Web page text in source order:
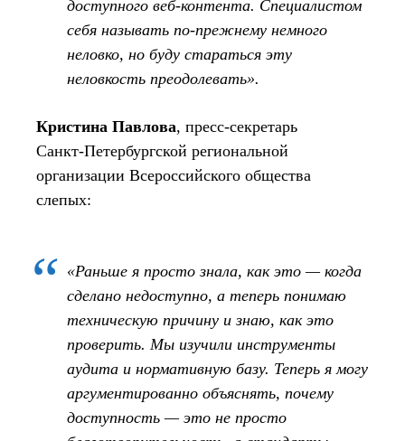
доступного веб‑контента. Специалистом
себя называть по‑прежнему немного
неловко, но буду стараться эту
неловкость преодолевать».
Кристина Павлова, пресс‑секретарь
Санкт‑Петербургской региональной
организации Всероссийского общества
слепых:
«Раньше я просто знала, как это — когда
сделано недоступно, а теперь понимаю
техническую причину и знаю, как это
проверить. Мы изучили инструменты
аудита и нормативную базу. Теперь я могу
аргументированно объяснять, почему
доступность — это не просто